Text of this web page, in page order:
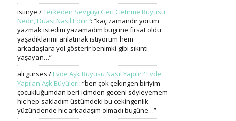
istinye /Terkeden Sevgiliyi Geri Getirme Büyüsü
Nedir, Duası Nasıl Edilir?: “kaç zamandır yorum
yazmak istedim yazamadım bugüne fırsat oldu
yaşadıklarımı anlatmak istiyorum hem
arkadaşlara yol gösterir benimki gibi sıkıntı
yaşayan…”
ali gürses / Evde Aşk Büyüsü Nasıl Yapılır? Evde
Yapılan Aşk Büyüleri: “ben çok çekingen biriyim
çocukluğumdan beri içimden geçeni söyleyemem
hiç hep sakladım üstümdeki bu çekingenlik
yüzündende hiç arkadaşım olmadı bugüne…”